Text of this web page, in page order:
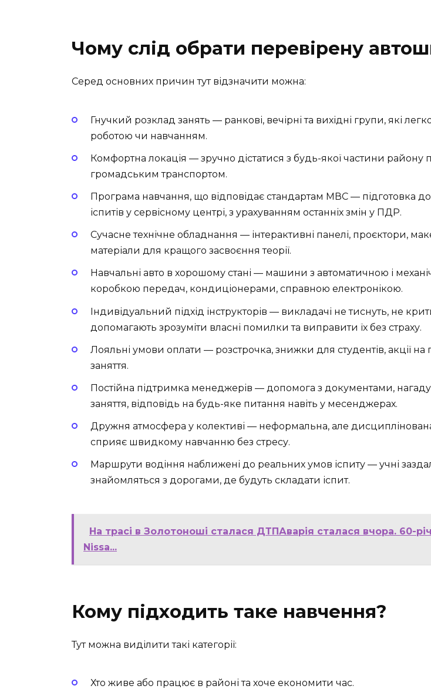
Чому слід обрати перевірену
Серед основних причин тут відзначити можна:
Гнучкий розклад занять — ранкові, вечірні та вихідні групи, які
роботою чи навчанням.
Комфортна локація — зручно дістатися з будь-якої частини району
громадським транспортом.
Програма навчання, що відповідає стандартам МВС — підготовка
іспитів у сервісному центрі, з урахуванням останніх змін у ПДР.
Сучасне технічне обладнання — інтерактивні панелі, проєктори,
матеріали для кращого засвоєння теорії.
Навчальні авто в хорошому стані — машини з автоматичною і
коробкою передач, кондиціонерами, справною електронікою.
Індивідуальний підхід інструкторів — викладачі не тиснуть, не
допомагають зрозуміти власні помилки та виправити їх без страху.
Лояльні умови оплати — розстрочка, знижки для студентів, акції
заняття.
Постійна підтримка менеджерів — допомога з документами,
заняття, відповідь на будь-яке питання навіть у месенджерах.
Дружня атмосфера у колективі — неформальна, але
сприяє швидкому навчанню без стресу.
Маршрути водіння наближені до реальних умов іспиту — учні
знайомляться з дорогами, де будуть складати іспит.
На трасі в Золотоноші сталася ДТПАварія сталася вчора. 60-
Nissa...
Кому підходить таке навчення?
Тут можна виділити такі категорії:
Хто живе або працює в районі та хоче економити час.